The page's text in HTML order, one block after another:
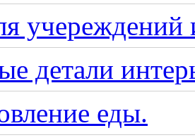
учереждений
детали
еды.